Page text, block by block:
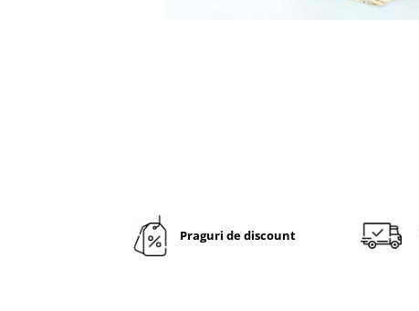
Praguri de discount